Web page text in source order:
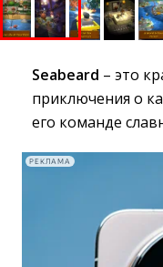
Seabeard – это
приключения о
его команде
РЕКЛАМА